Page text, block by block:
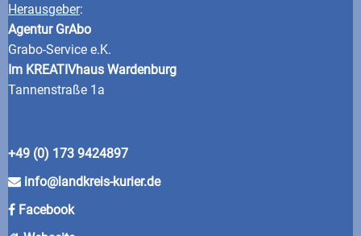
Herausgeber:
Agentur GrAbo
Grabo-Service e.K.
Im KREATIVhaus Wardenburg
Tannenstraße 1a
+49 (0) 173 9424897
info@landkreis-kurier.de
Facebook